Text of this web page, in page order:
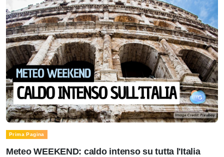
Prima Pagina
Meteo WEEKEND: caldo intenso su tutta l'Italia